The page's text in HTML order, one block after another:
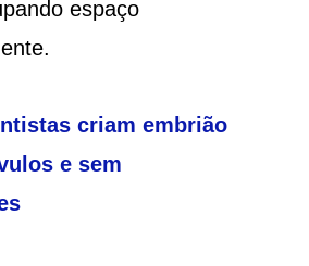
espaço
criam embrião
e sem